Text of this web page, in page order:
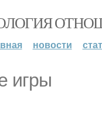
новости
игры